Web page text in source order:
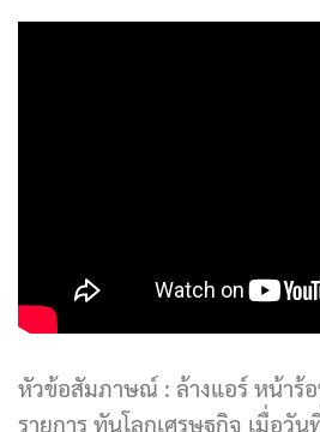
หัวข้อสัมภาษณ์ : ล้างแอร์ หน้าร้
รายการ ทันโลกเศรษฐกิจ เมื่อวั